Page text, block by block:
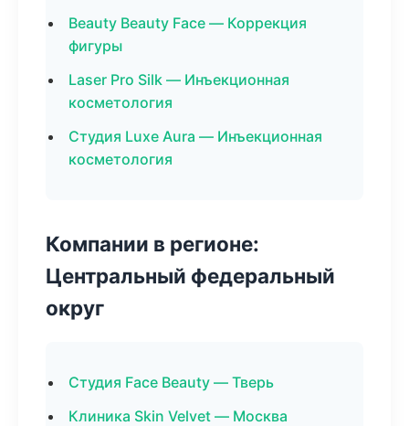
Beauty Beauty Face — Коррекция
фигуры
Laser Pro Silk — Инъекционная
косметология
Студия Luxe Aura — Инъекционная
косметология
Компании в регионе:
Центральный федеральный
округ
Студия Face Beauty — Тверь
Клиника Skin Velvet — Москва